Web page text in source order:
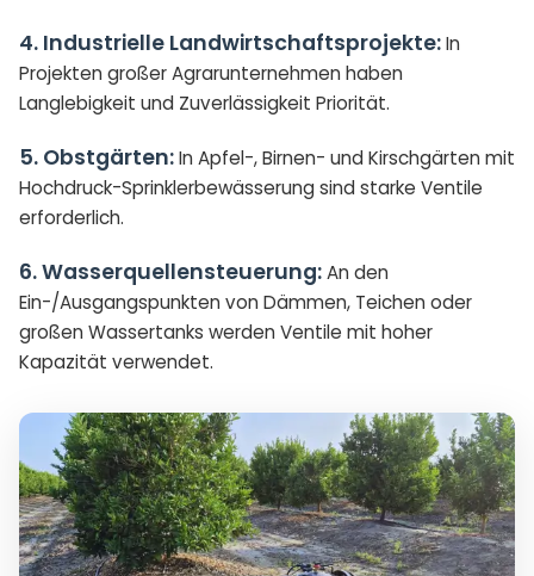
4. Industrielle Landwirtschaftsprojekte:In
Projekten großer Agrarunternehmen haben
Langlebigkeit und Zuverlässigkeit Priorität.
5. Obstgärten:In Apfel-, Birnen- und Kirschgärten mit
Hochdruck-Sprinklerbewässerung sind starke Ventile
erforderlich.
6. Wasserquellensteuerung:An den
Ein-/Ausgangspunkten von Dämmen, Teichen oder
großen Wassertanks werden Ventile mit hoher
Kapazität verwendet.